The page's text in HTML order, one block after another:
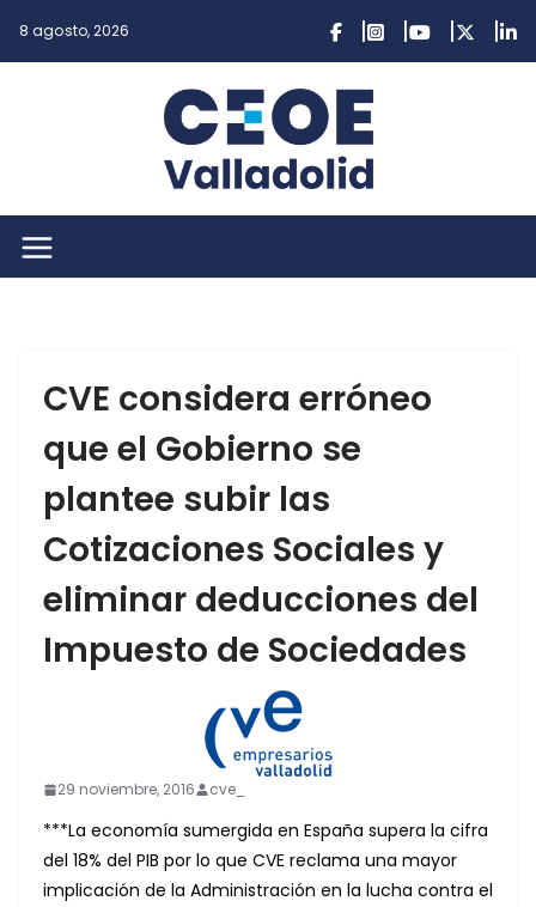
8 agosto, 2026
CVE considera erróneo
que el Gobierno se
plantee subir las
Cotizaciones Sociales y
eliminar deducciones del
Impuesto de Sociedades
29 noviembre, 2016 cve_
***La economía sumergida en España supera la cifra
del 18% del PIB por lo que CVE reclama una mayor
implicación de la Administración en la lucha contra el